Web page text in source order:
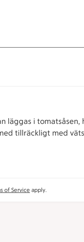
läggas i tomatsåsen,
tillräckligt med
of Service apply.